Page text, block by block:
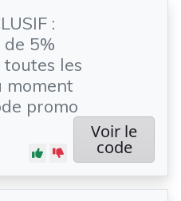
:
5%
les
moment
promo
Voir le
code